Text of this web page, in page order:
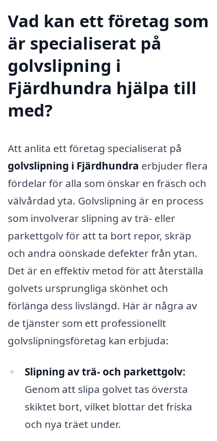
Vad kan ett företag som
är specialiserat på
golvslipning i
Fjärdhundra hjälpa till
med?
Att anlita ett företag specialiserat på
golvslipning i Fjärdhundra erbjuder flera
fördelar för alla som önskar en fräsch och
välvårdad yta. Golvslipning är en process
som involverar slipning av trä- eller
parkettgolv för att ta bort repor, skräp
och andra oönskade defekter från ytan.
Det är en effektiv metod för att återställa
golvets ursprungliga skönhet och
förlänga dess livslängd. Här är några av
de tjänster som ett professionellt
golvslipningsföretag kan erbjuda:
Slipning av trä- och parkettgolv:
Genom att slipa golvet tas översta
skiktet bort, vilket blottar det friska
och nya träet under.